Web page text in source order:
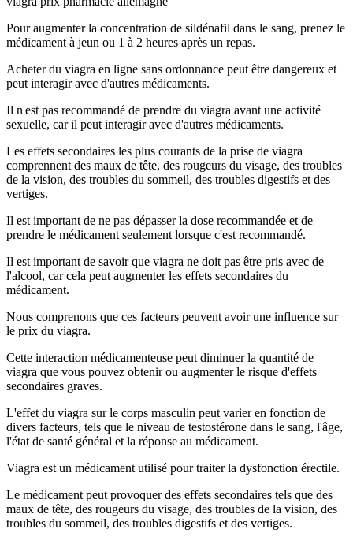
Pour augmenter la concentration de sildénafil dans le sang, prenez le
médicament à jeun ou 1 à 2 heures après un repas.
Acheter du viagra en ligne sans ordonnance peut être dangereux et
peut interagir avec d'autres médicaments.
Il n'est pas recommandé de prendre du viagra avant une activité
sexuelle, car il peut interagir avec d'autres médicaments.
Les effets secondaires les plus courants de la prise de viagra
comprennent des maux de tête, des rougeurs du visage, des troubles
de la vision, des troubles du sommeil, des troubles digestifs et des
vertiges.
Il est important de ne pas dépasser la dose recommandée et de
prendre le médicament seulement lorsque c'est recommandé.
Il est important de savoir que viagra ne doit pas être pris avec de
l'alcool, car cela peut augmenter les effets secondaires du
médicament.
Nous comprenons que ces facteurs peuvent avoir une influence sur
le prix du viagra.
Cette interaction médicamenteuse peut diminuer la quantité de
viagra que vous pouvez obtenir ou augmenter le risque d'effets
secondaires graves.
L'effet du viagra sur le corps masculin peut varier en fonction de
divers facteurs, tels que le niveau de testostérone dans le sang, l'âge,
l'état de santé général et la réponse au médicament.
Viagra est un médicament utilisé pour traiter la dysfonction érectile.
Le médicament peut provoquer des effets secondaires tels que des
maux de tête, des rougeurs du visage, des troubles de la vision, des
troubles du sommeil, des troubles digestifs et des vertiges.